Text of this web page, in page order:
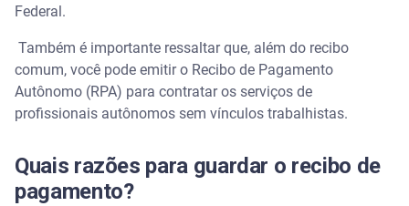
Federal.
Também é importante ressaltar que, além do recibo
comum, você pode emitir o Recibo de Pagamento
Autônomo (RPA) para contratar os serviços de
profissionais autônomos sem vínculos trabalhistas.
Quais razões para guardar o recibo de
pagamento?